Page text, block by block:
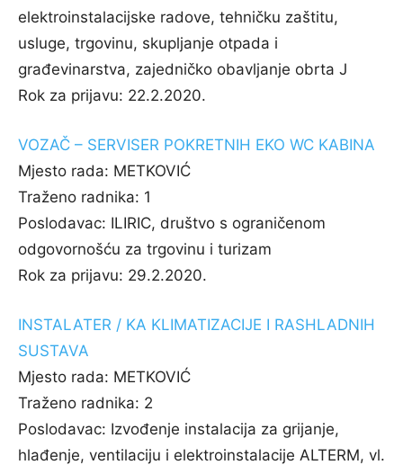
elektroinstalacijske radove, tehničku zaštitu,
usluge, trgovinu, skupljanje otpada i
građevinarstva, zajedničko obavljanje obrta J
Rok za prijavu: 22.2.2020.
VOZAČ – SERVISER POKRETNIH EKO WC KABINA
Mjesto rada: METKOVIĆ
Traženo radnika: 1
Poslodavac: ILIRIC, društvo s ograničenom
odgovornošću za trgovinu i turizam
Rok za prijavu: 29.2.2020.
INSTALATER / KA KLIMATIZACIJE I RASHLADNIH
SUSTAVA
Mjesto rada: METKOVIĆ
Traženo radnika: 2
Poslodavac: Izvođenje instalacija za grijanje,
hlađenje, ventilaciju i elektroinstalacije ALTERM, vl.